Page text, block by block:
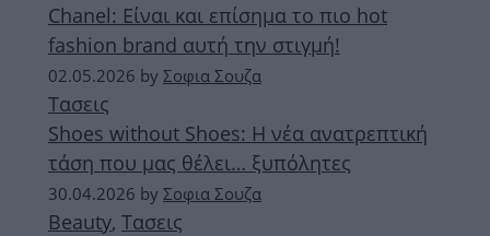
Chanel: Είναι και επίσημα το πιο hot
fashion brand αυτή την στιγμή!
02.05.2026 by Σοφια Σουζα
Τασεις
Shoes without Shoes: Η νέα ανατρεπτική
τάση που μας θέλει… ξυπόλητες
30.04.2026 by Σοφια Σουζα
Beauty, Τασεις